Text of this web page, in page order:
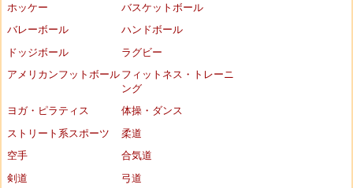
ホッケー
バスケットボール
バレーボール
ハンドボール
ドッジボール
ラグビー
アメリカンフットボール フィットネス・トレーニ
ング
ヨガ・ピラティス
体操・ダンス
ストリート系スポーツ
柔道
空手
合気道
剣道
弓道